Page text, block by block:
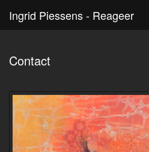
Ingrid Piessens - Reageer
Contact